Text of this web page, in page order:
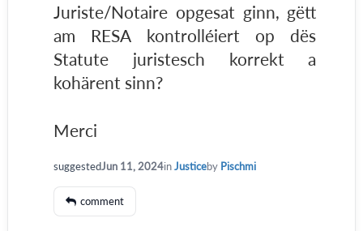
Juriste/Notaire opgesat ginn, gëtt
am RESA kontrolléiert op dës
Statute juristesch korrekt a
kohärent sinn?
Merci
suggestedJun 11, 2024inJusticeby Pischmi
comment